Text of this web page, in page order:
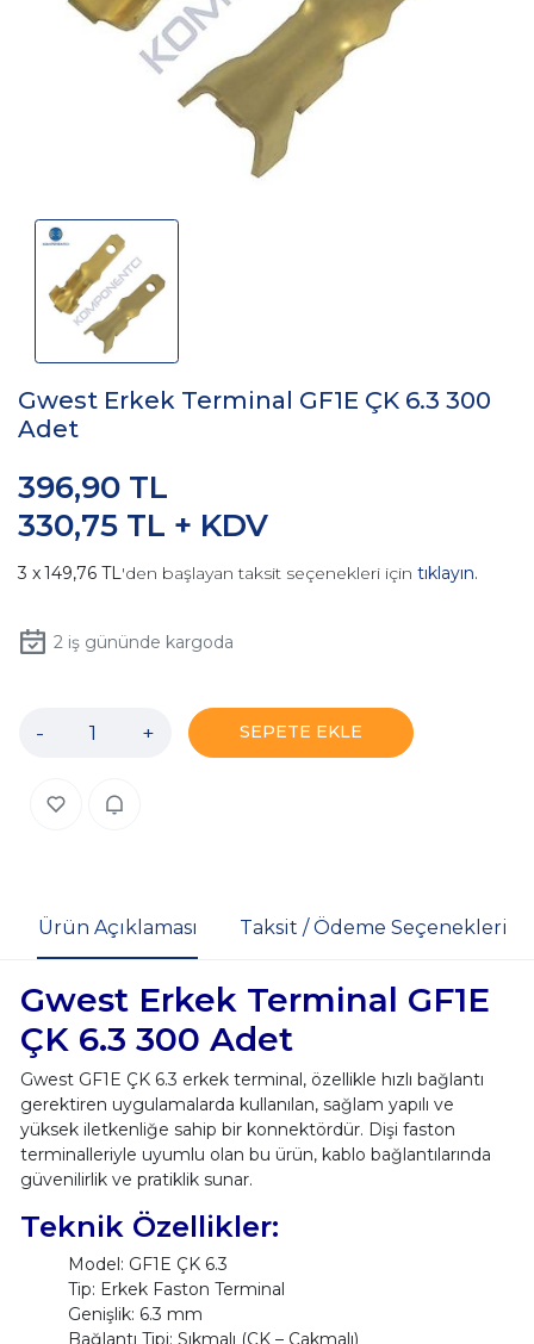
Gwest Erkek Terminal GF1E ÇK 6.3 300
Adet
330,75 TL + KDV
396,90 TL
149,76 TL'den başlayan taksit seçenekleri için tıklayın.
2iş gününde kargoda
- + SEPETE EKLE
Ürün Açıklaması Taksit / Ödeme Seçenekleri
Gwest Erkek Terminal GF1E
ÇK 6.3 300 Adet
Gwest GF1E ÇK 6.3 erkek terminal, özellikle hızlı bağlantı
gerektiren uygulamalarda kullanılan, sağlam yapılı ve
yüksek iletkenliğe sahip bir konnektördür. Dişi faston
terminalleriyle uyumlu olan bu ürün, kablo bağlantılarında
güvenilirlik ve pratiklik sunar.
Teknik Özellikler:
Model: GF1E ÇK 6.3
Tip: Erkek Faston Terminal
Genişlik: 6.3 mm
Bağlantı Tipi: Sıkmalı (ÇK – Çakmalı)